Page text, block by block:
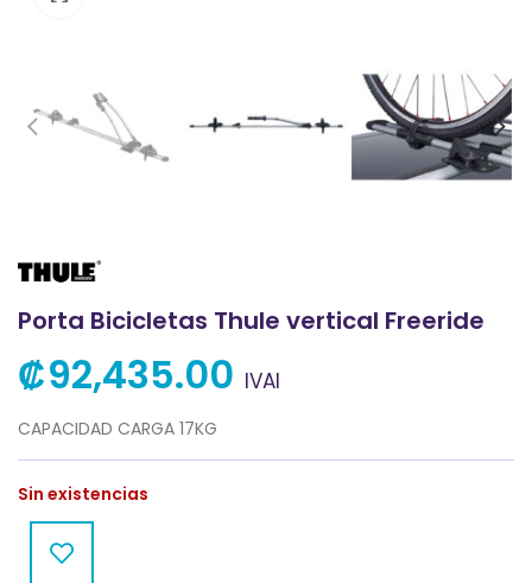
Porta Bicicletas Thule vertical Freeride
₡92,435.00 IVAI
CAPACIDAD CARGA 17KG
Sin existencias